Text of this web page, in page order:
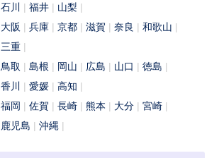
石川
福井
山梨
大阪 兵庫 京都 滋賀 奈良
和歌山
三重
鳥取 島根 岡山 広島 山口
徳島
香川
愛媛
高知
福岡 佐賀 長崎 熊本 大分
宮崎
鹿児島
沖縄